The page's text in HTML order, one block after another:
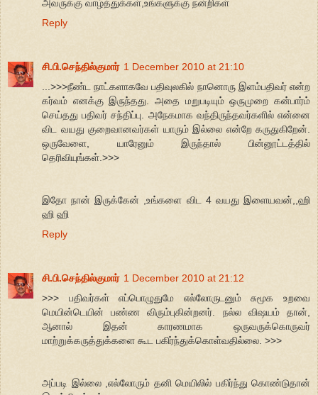
அவருக்கு வாழ்த்துக்கள்,உங்களுக்கு நன்றிகள்
Reply
சி.பி.செந்தில்குமார் 1 December 2010 at 21:10
...>>>நீண்ட நாட்களாகவே பதிவுலகில் நானொரு இளம்பதிவர் என்ற
கர்வம் எனக்கு இருந்தது. அதை மறுபடியும் ஒருமுறை கன்பார்ம்
செய்தது பதிவர் சந்திப்பு. அநேகமாக வந்திருந்தவர்களில் என்னை
விட வயது குறைவானவர்கள் யாரும் இல்லை என்றே கருதுகிறேன்.
ஒருவேளை, யாரேனும் இருந்தால் பின்னூட்டத்தில்
தெரிவியுங்கள்.>>>
இதோ நான் இருக்கேன் ,உங்களை விட 4 வயது இளையவன்,,ஹி
ஹி ஹி
Reply
சி.பி.செந்தில்குமார் 1 December 2010 at 21:12
>>> பதிவர்கள் எப்பொழுதுமே எல்லோருடனும் சுமூக உறவை
மெயின்டெயின் பண்ண விரும்புகின்றனர். நல்ல விஷயம் தான்,
ஆனால் இதன் காரணமாக ஒருவருக்கொருவர்
மாற்றுக்கருத்துக்களை கூட பகிர்ந்துக்கொள்வதில்லை. >>>
அப்படி இல்லை ,எல்லோரும் தனி மெயிலில் பகிர்ந்து கொண்டுதான்